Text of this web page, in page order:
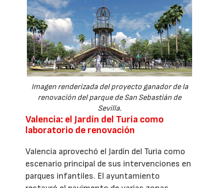
Imagen renderizada del proyecto ganador de la
renovación del parque de San Sebastián de
Sevilla.
Valencia: el Jardín del Turia como
laboratorio de renovación
Valencia aprovechó el Jardín del Turia como
escenario principal de sus intervenciones en
parques infantiles. El ayuntamiento